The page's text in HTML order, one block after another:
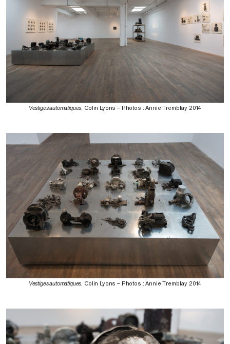
Vestiges automatiques , Colin Lyons – Photos : Annie Tremblay 2014
Vestiges automatiques , Colin Lyons – Photos : Annie Tremblay 2014